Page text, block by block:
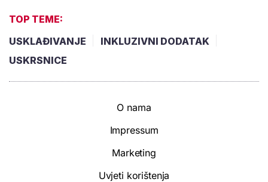
TOP TEME:
USKLAĐIVANJE
INKLUZIVNI DODATAK
USKRSNICE
O nama
Impressum
Marketing
Uvjeti korištenja